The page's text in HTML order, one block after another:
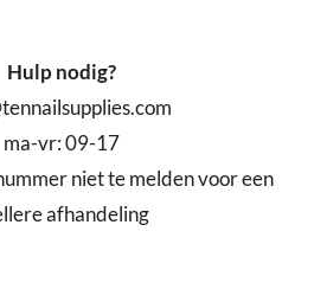
Hulp nodig?
ma-vr: 09-17
niet te melden voor een
afhandeling